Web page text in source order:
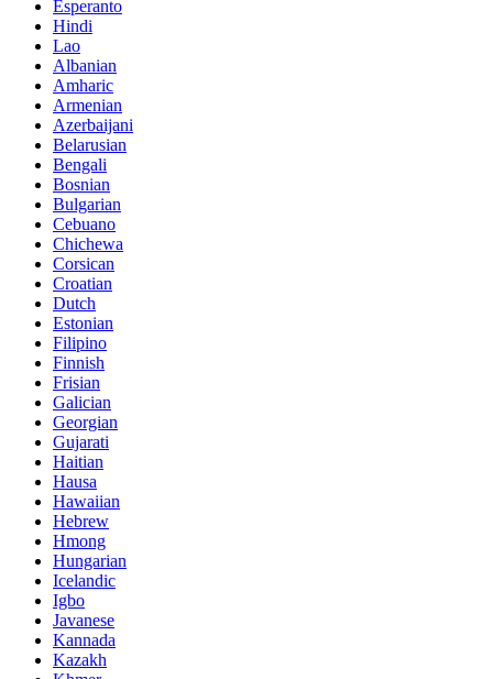
Esperanto
Hindi
Lao
Albanian
Amharic
Armenian
Azerbaijani
Belarusian
Bengali
Bosnian
Bulgarian
Cebuano
Chichewa
Corsican
Croatian
Dutch
Estonian
Filipino
Finnish
Frisian
Galician
Georgian
Gujarati
Haitian
Hausa
Hawaiian
Hebrew
Hmong
Hungarian
Icelandic
Igbo
Javanese
Kannada
Kazakh